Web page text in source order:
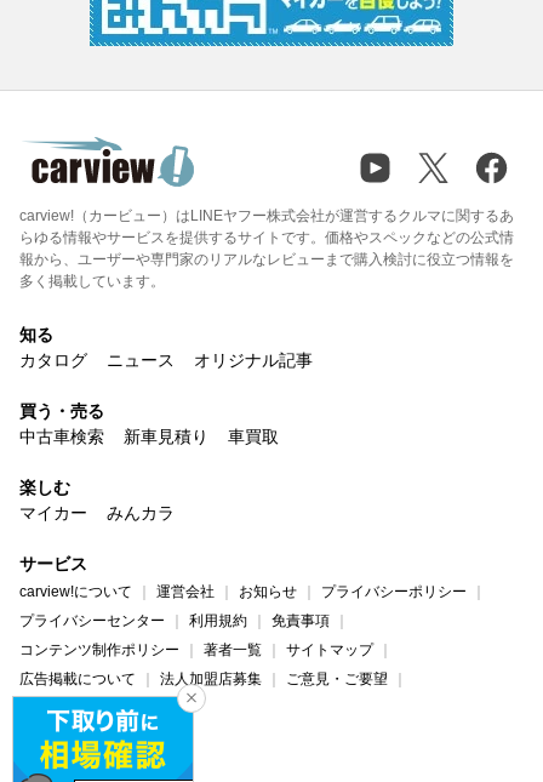
carview!（カービュー）はLINEヤフー株式会社が運営するクルマに関するあ
らゆる情報やサービスを提供するサイトです。価格やスペックなどの公式情
報から、ユーザーや専門家のリアルなレビューまで購入検討に役立つ情報を
多く掲載しています。
知る
カタログ
ニュース オリジナル記事
買う・売る
中古車検索
新車見積り 車買取
楽しむ
マイカー
みんカラ
サービス
carview!について 運営会社 お知らせ
プライバシーポリシー
プライバシーセンター
利用規約
免責事項
コンテンツ制作ポリシー
著者一覧
サイトマップ
広告掲載について
法人加盟店募集
ご意見・ご要望
ヘルプ・お問い合わせ
carview! Yahoo! JAPAN